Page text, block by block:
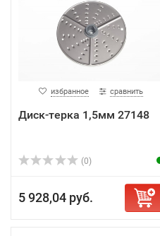
избранное сравнить
Диск-терка 1,5мм 27148
(0)
5 928,04 руб.